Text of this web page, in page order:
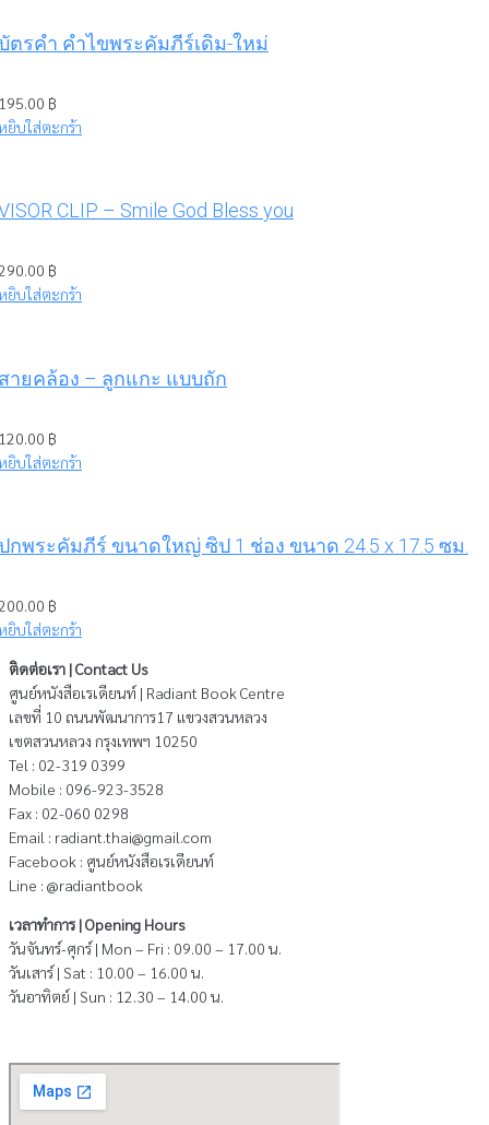
ตรคำ คำไขพระคัมภีร์เดิม-ใหม่
฿
ยิบใส่ตะกร้า
CLIP – Smile God Bless you
฿
ยิบใส่ตะกร้า
ายคล้อง – ลูกแกะ แบบถัก
฿
ยิบใส่ตะกร้า
กพระคัมภีร์ ขนาดใหญ่ ซิป 1 ช่อง ขนาด 24.5 x 17.5 ซม.
฿
ยิบใส่ตะกร้า
ติดต่อเรา | Contact Us
ศูนย์หนังสือเรเดียนท์ | Radiant Book Centre
เลขที่ 10 ถนนพัฒนาการ17 แขวงสวนหลวง
เขตสวนหลวง กรุงเทพฯ 10250
Tel : 02-319 0399
Mobile : 096-923-3528
Fax : 02-060 0298
Email : radiant.thai@gmail.com
Facebook : ศูนย์หนังสือเรเดียนท์
Line : @radiantbook
เวลาทำการ | Opening Hours
วันจันทร์-ศุกร์ | Mon – Fri : 09.00 – 17.00 น.
วันเสาร์ | Sat : 10.00 – 16.00 น.
วันอาทิตย์ | Sun : 12.30 – 14.00 น.